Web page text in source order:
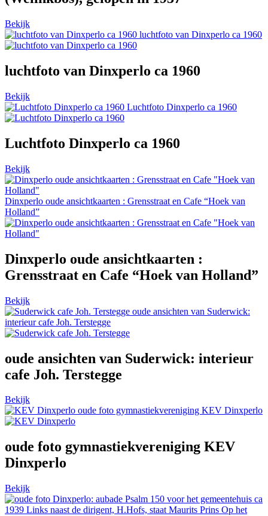
Bekijk
luchtfoto van Dinxperlo ca 1960
luchtfoto van Dinxperlo ca 1960
Bekijk
Luchtfoto Dinxperlo ca 1960
Luchtfoto Dinxperlo ca 1960
Bekijk
Dinxperlo oude ansichtkaarten : Grensstraat en Cafe “Hoek van
Holland”
Dinxperlo oude ansichtkaarten :
Grensstraat en Cafe “Hoek van Holland”
Bekijk
oude ansichten van Suderwick:
interieur cafe Joh. Terstegge
oude ansichten van Suderwick: interieur
cafe Joh. Terstegge
Bekijk
oude foto gymnastiekvereniging KEV Dinxperlo
oude foto gymnastiekvereniging KEV
Dinxperlo
Bekijk